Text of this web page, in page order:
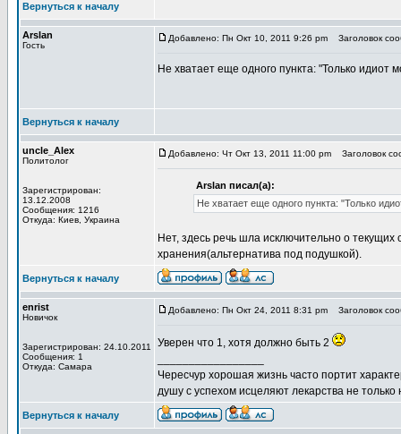
Вернуться к началу
Arslan
Гость
Добавлено: Пн Окт 10, 2011 9:26 pm Заголовок
Не хватает еще одного пункта: "Только идиот
Вернуться к началу
uncle_Alex
Политолог
Зарегистрирован:
13.12.2008
Сообщения: 1216
Откуда: Киев, Украина
Добавлено: Чт Окт 13, 2011 11:00 pm Заголовок
Arslan писал(а):
Не хватает еще одного пункта: "Только
Нет, здесь речь шла исключительно о
хранения(альтернатива под подушкой).
Вернуться к началу
enrist
Новичок
Зарегистрирован: 24.10.2011
Сообщения: 1
Откуда: Самара
Добавлено: Пн Окт 24, 2011 8:31 pm Заголовок
Уверен что 1, хотя должно быть 2
Чересчур хорошая жизнь часто портит
душу с успехом исцеляют лекарства не
Вернуться к началу